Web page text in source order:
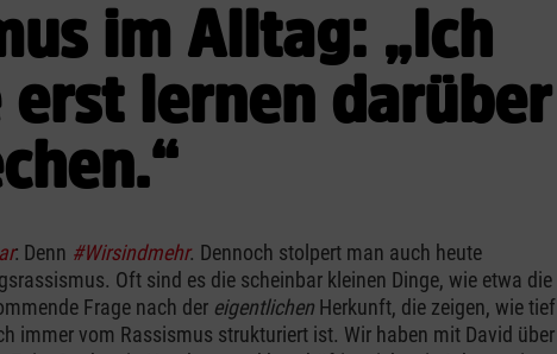
im Alltag: „Ich
erst lernen darüber
: Denn #Wirsindmehr. Dennoch stolpert man auch heute
Oft sind es die scheinbar kleinen Dinge, wie etwa die
Frage nach der eigentlichen Herkunft, die zeigen, wie tief
immer vom Rassismus strukturiert ist. Wir haben mit David über